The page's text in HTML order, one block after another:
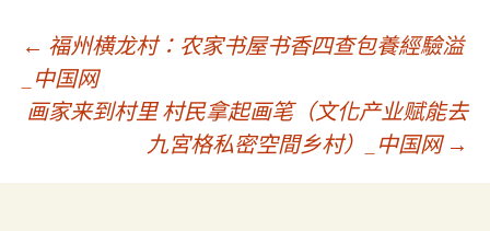
文
章
導
← 福州横龙村：农家书屋书香四查包養經驗溢
_中国网
画家来到村里 村民拿起画笔（文化产业赋能去
九宮格私密空間乡村）_中国网 →